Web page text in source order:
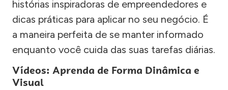
histórias inspiradoras de empreendedores e
dicas práticas para aplicar no seu negócio. É
a maneira perfeita de se manter informado
enquanto você cuida das suas tarefas diárias.
Vídeos: Aprenda de Forma Dinâmica e
Visual